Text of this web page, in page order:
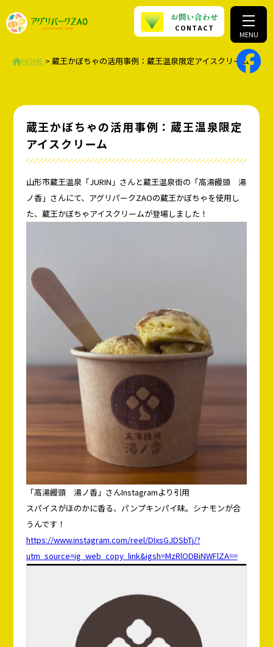
お問い合わせ
CONTACT
MENU
HOME > 蔵王かぼちゃの活用事例：蔵王温泉限定アイスクリーム
蔵王かぼちゃの活用事例：蔵王温泉限定
アイスクリーム
山形市蔵王温泉「JURIN」さんと蔵王温泉街の「高湯饅頭 湯
ノ香」さんにて、アグリパークZAOの蔵王かぼちゃを使用し
た、蔵王かぼちゃアイスクリームが登場しました！
「高湯饅頭 湯ノ香」さんInstagramより引用
スパイスがほのかに香る、パンプキンパイ味。シナモンが合
うんです！
https://www.instagram.com/reel/DIxsGJDSbTj/?
utm_source=ig_web_copy_link&igsh=MzRlODBiNWFlZA==